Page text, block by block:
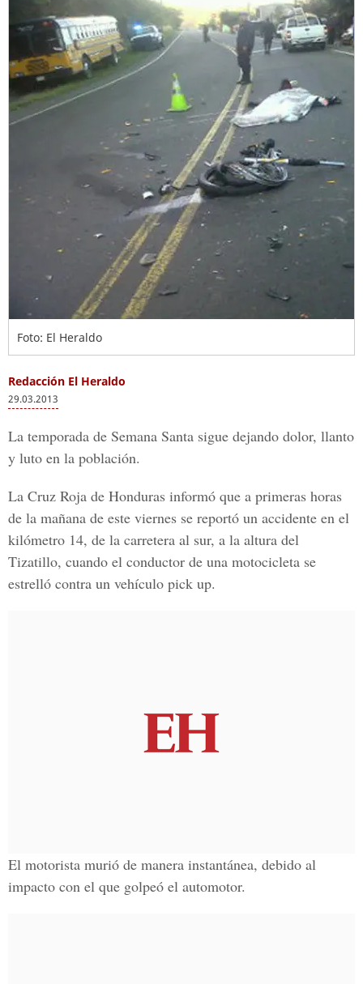
Foto: El Heraldo
Redacción El Heraldo
29.03.2013
La temporada de Semana Santa sigue dejando dolor, llanto
y luto en la población.
La Cruz Roja de Honduras informó que a primeras horas
de la mañana de este viernes se reportó un accidente en el
kilómetro 14, de la carretera al sur, a la altura del
Tizatillo, cuando el conductor de una motocicleta se
estrelló contra un vehículo pick up.
El motorista murió de manera instantánea, debido al
impacto con el que golpeó el automotor.